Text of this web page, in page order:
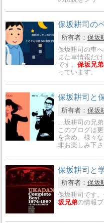
保坂耕司の
所有者： 保坂
保坂耕司の車
また車情報だ
です。保坂兄弟
っています。
保坂耕司と
所有者： 保坂
…坂耕司の兄
このブログは
を含め、様々
非お楽しみ下さ
保坂耕司と
所有者： 保坂
保坂耕司です
坂兄弟の情報